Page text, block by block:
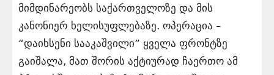
მიმდინარეობს საქართველოზე და მის
კანონიერ ხელისუფლებაზე. ოპერაცია –
“დაიხსენი სააკაშვილი” ყველა ფრონტზე
გაიშალა, მათ შორის აქტიურად ჩაერთო ამ